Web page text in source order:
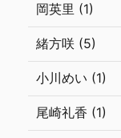
岡英里 (1)
緒方咲 (5)
小川めい (1)
尾崎礼香 (1)